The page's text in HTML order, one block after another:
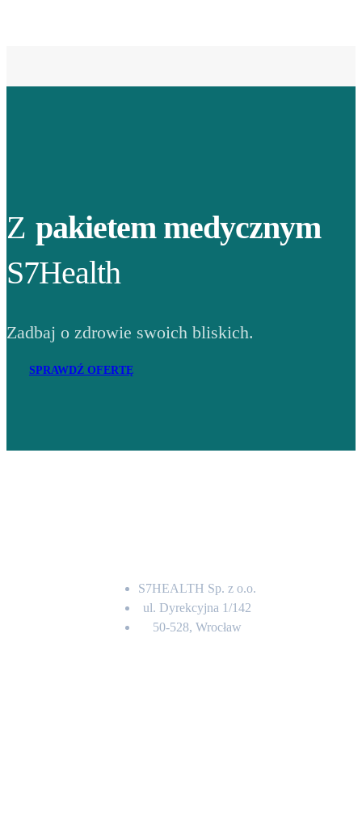
Z pakietem medycznym
S7Health
Zadbaj o zdrowie swoich bliskich.
SPRAWDŹ OFERTĘ
S7HEALTH Sp. z o.o.
ul. Dyrekcyjna 1/142
50-528, Wrocław